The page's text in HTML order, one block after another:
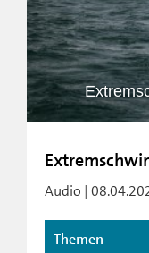
Audio |
Themen